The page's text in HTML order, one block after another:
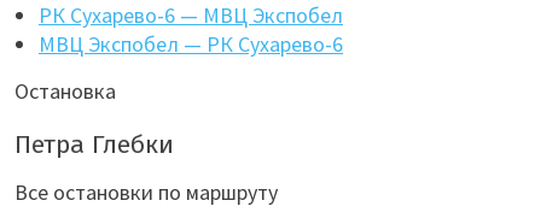
РК Сухарево-6 — МВЦ Экспобел
МВЦ Экспобел — РК Сухарево-6
Остановка
Петра Глебки
Все остановки по маршруту